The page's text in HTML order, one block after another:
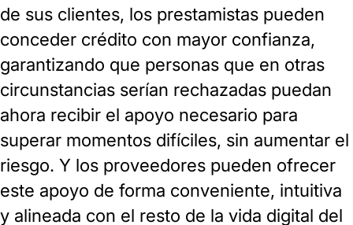
de sus clientes, los prestamistas pueden
conceder crédito con mayor confianza,
garantizando que personas que en otras
circunstancias serían rechazadas puedan
ahora recibir el apoyo necesario para
superar momentos difíciles, sin aumentar el
riesgo. Y los proveedores pueden ofrecer
este apoyo de forma conveniente, intuitiva
y alineada con el resto de la vida digital del